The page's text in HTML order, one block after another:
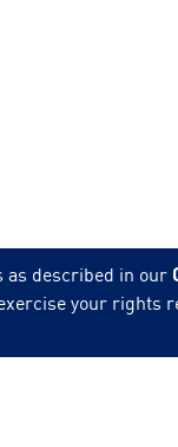
as described in our
your rights